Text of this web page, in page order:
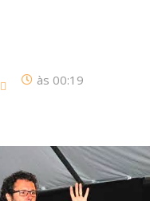
às 00:19